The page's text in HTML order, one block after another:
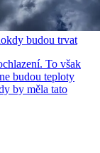
budou trvat
To však
budou teploty
by měla tato